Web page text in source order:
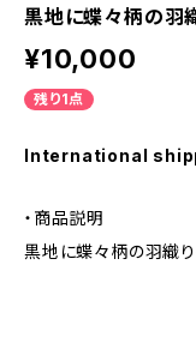
黒地に蝶々柄の羽
¥10,000
残り1点
International
・商品説明
黒地に蝶々柄の羽織